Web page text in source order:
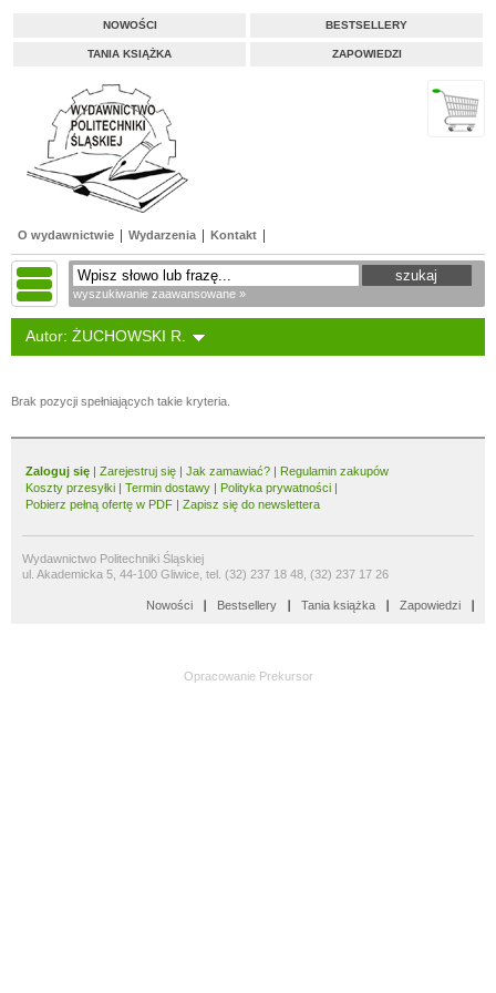
NOWOŚCI BESTSELLERY
TANIA KSIĄŻKA ZAPOWIEDZI
O wydawnictwie Wydarzenia Kontakt
wyszukiwanie zaawansowane »
Autor: ŻUCHOWSKI R.
Brak pozycji spełniających takie kryteria.
Zaloguj się | Zarejestruj się | Jak zamawiać? | Regulamin zakupów
Koszty przesyłki | Termin dostawy | Polityka prywatności |
Pobierz pełną ofertę w PDF | Zapisz się do newslettera
Wydawnictwo Politechniki Śląskiej
ul. Akademicka 5, 44-100 Gliwice, tel. (32) 237 18 48, (32) 237 17 26
Nowości Bestsellery Tania książka Zapowiedzi
Opracowanie Prekursor